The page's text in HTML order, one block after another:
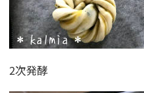
2次発酵